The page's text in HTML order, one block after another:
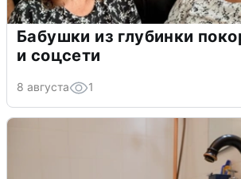
Бабушки из глубинки
и соцсети
8 августа 1